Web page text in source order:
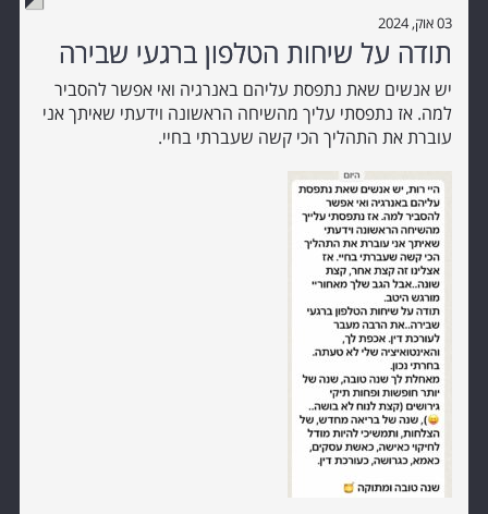
03 אוק, 2024
תודה על שיחות הטלפון ברגעי שבירה
יש אנשים שאת נתפסת עליהם באנרגיה ואי אפשר להסביר
למה. אז נתפסתי עליך מהשיחה הראשונה וידעתי שאיתך אני
עוברת את התהליך הכי קשה שעברתי בחיי.